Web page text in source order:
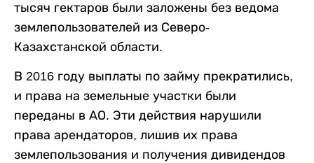
тысяч гектаров были заложены без ведома
землепользователей из Северо-
Казахстанской области.
В 2016 году выплаты по займу прекратились,
и права на земельные участки были
переданы в АО. Эти действия нарушили
права арендаторов, лишив их права
землепользования и получения дивидендов